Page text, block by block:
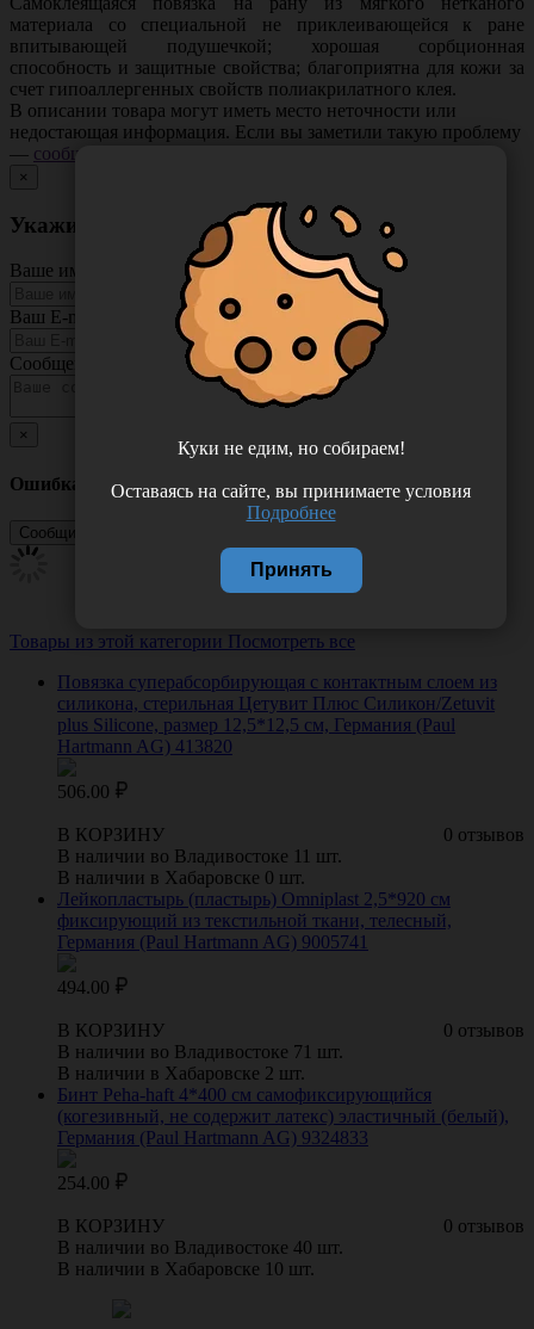
материала со специальной не приклеивающейся к ране
впитывающей подушечкой; хорошая сорбционная
способность и защитные свойства; благоприятна для кожи за
счет гипоаллергенных свойств полиакрилатного клея.
В описании товара могут иметь место неточности или
недостающая информация. Если вы заметили такую проблему
— сообщите нам
×
Укажите неточность в описании товара
Ваше имя
Ваш E-mail
Сообщение
×
Ошибка
Товары из этой категории Посмотреть все
Повязка суперабсорбирующая с контактным слоем из
силикона, стерильная Цетувит Плюс Силикон/Zetuvit
plus Silicone, размер 12,5*12,5 см, Германия (Paul
Hartmann AG) 413820
506.00
0 отзывов
В КОРЗИНУ
В наличии во Владивостоке 11 шт.
В наличии в Хабаровске 0 шт.
Лейкопластырь (пластырь) Omniplast 2,5*920 см
фиксирующий из текстильной ткани, телесный,
Германия (Paul Hartmann AG) 9005741
494.00
0 отзывов
В КОРЗИНУ
В наличии во Владивостоке 71 шт.
В наличии в Хабаровске 2 шт.
Бинт Peha-haft 4*400 см самофиксирующийся
(когезивный, не содержит латекс) эластичный (белый),
Германия (Paul Hartmann AG) 9324833
254.00
0 отзывов
В КОРЗИНУ
В наличии во Владивостоке 40 шт.
В наличии в Хабаровске 10 шт.
Куки не едим, но собираем!
Оставаясь на сайте, вы принимаете условия
Подробнее
Принять